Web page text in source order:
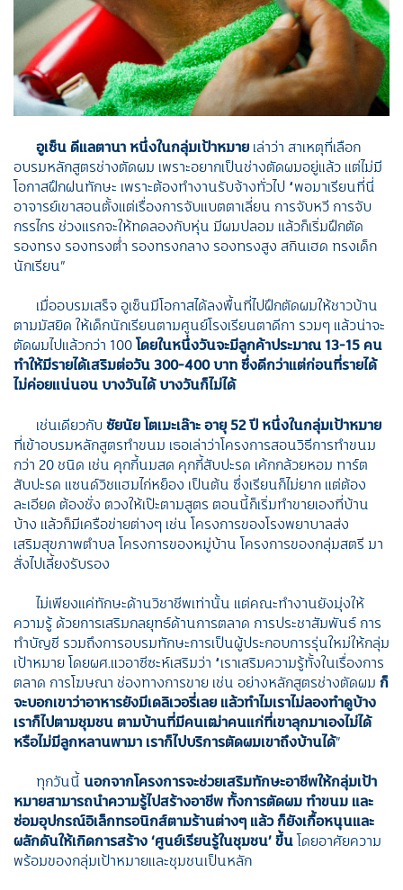
อูเซ็น ดีแลตานาหนึ่งในกลุ่มเป้าหมาย เล่าว่า สาเหตุที่เลือก
อบรมหลักสูตรช่างตัดผม เพราะอยากเป็นช่างตัดผมอยู่แล้ว แต่ไม่มี
โอกาสฝึกฝนทักษะ เพราะต้องทำงานรับจ้างทั่วไป “พอมาเรียนที่นี่
อาจารย์เขาสอนตั้งแต่เรื่องการจับแบตตาเลี่ยน การจับหวี การจับ
กรรไกร ช่วงแรกจะให้ทดลองกับหุ่น มีผมปลอม แล้วก็เริ่มฝึกตัด
รองทรง รองทรงต่ำ รองทรงกลาง รองทรงสูง สกินเฮด ทรงเด็ก
นักเรียน”
เมื่ออบรมเสร็จ อูเซ็นมีโอกาสได้ลงพื้นที่ไปฝึกตัดผมให้ชาวบ้าน
ตามมัสยิด ให้เด็กนักเรียนตามศูนย์โรงเรียนตาดีกา รวมๆ แล้วน่าจะ
ตัดผมไปแล้วกว่า 100โดยในหนึ่งวันจะมีลูกค้าประมาณ 13-15 คน
ทำให้มีรายได้เสริมต่อวัน 300-400 บาท ซึ่งดีกว่าแต่ก่อนที่รายได้
ไม่ค่อยแน่นอน บางวันได้ บางวันก็ไม่ได้
เช่นเดียวกับซัยนัย โตเมะเล๊าะ อายุ 52 ปี หนึ่งในกลุ่มเป้าหมาย
ที่เข้าอบรมหลักสูตรทำขนม เธอเล่าว่าโครงการสอนวิธีการทำขนม
กว่า 20 ชนิด เช่น คุกกี้นมสด คุกกี้สับปะรด เค้กกล้วยหอม ทาร์ต
สับปะรด ​แซนด์วิชแฮมไก่หย็อง เป็นต้น ซึ่งเรียนก็ไม่ยาก แต่ต้อง
ละเอียด ต้องชั่ง ตวงให้เป๊ะตามสูตร ตอนนี้ก็เริ่มทำขายเองที่บ้าน
บ้าง แล้วก็มีเครือข่ายต่างๆ เช่น โครงการของโรงพยาบาลส่ง
เสริมสุขภาพตำบล โครงการของหมู่บ้าน โครงการของกลุ่มสตรี มา
สั่งไปเลี้ยงรับรอง
ไม่เพียงแค่ทักษะด้านวิชาชีพเท่านั้น แต่คณะทำงานยังมุ่งให้
ความรู้ ด้วยการเสริมกลยุทธ์ด้านการตลาด การประชาสัมพันธ์ การ
ทำบัญชี รวมถึงการอบรมทักษะการเป็นผู้ประกอบการรุ่นใหม่ให้กลุ่ม
เป้าหมาย โดยผศ.แวอาซีซะห์เสริมว่า “เราเสริมความรู้ทั้งในเรื่องการ
ตลาด การโฆษณา ช่องทางการขาย เช่น อย่างหลักสูตรช่างตัดผม ก็
จะบอกเขาว่าอาหารยังมีเดลิเวอรี่เลย แล้วทำไมเราไม่ลองทำดูบ้าง
เราก็ไปตามชุมชน ตามบ้านที่มีคนเฒ่าคนแก่ที่เขาลุกมาเองไม่ได้
หรือไม่มีลูกหลานพามา เราก็ไปบริการตัดผมเขาถึงบ้านได้”
ทุกวันนี้ นอกจากโครงการจะช่วยเสริมทักษะอาชีพให้กลุ่มเป้า
หมายสามารถนำความรู้ไปสร้างอาชีพ ทั้งการตัดผม ทำขนม และ
ซ่อมอุปกรณ์อิเล็กทรอนิกส์ตามร้านต่างๆ แล้ว ก็ยังเกื้อหนุนและ
ผลักดันให้เกิดการสร้าง ‘ศูนย์เรียนรู้ในชุมชน’ ขึ้นโดยอาศัยความ
พร้อมของกลุ่มเป้าหมายและชุมชนเป็นหลัก